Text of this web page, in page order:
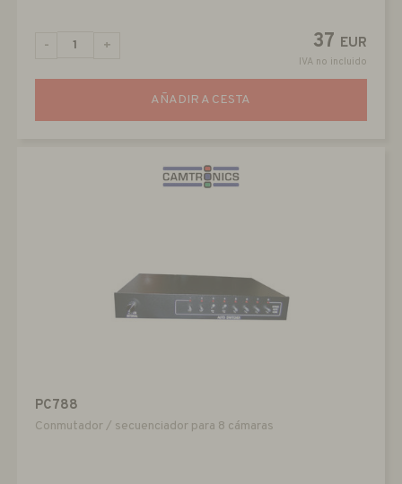
37 EUR
IVA no incluido
- +
AÑADIR A CESTA
PC788
Conmutador / secuenciador para 8 cámaras